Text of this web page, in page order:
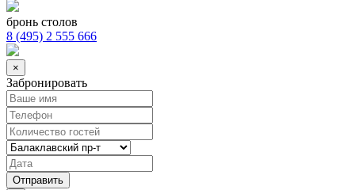
бронь столов
8 (495) 2 555 666
×
Забронировать